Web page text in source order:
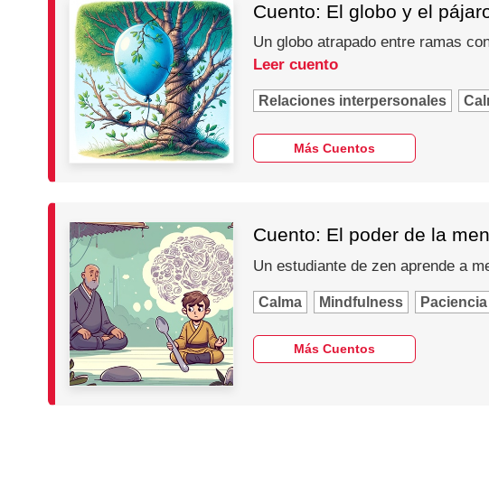
Cuento: El globo y el
Un globo atrapado entre ramas
Leer cuento
Relaciones interpersonales
Más Cuentos
Cuento: El poder de la
Un estudiante de zen aprende a
Calma Mindfulness Paciencia
Más Cuentos